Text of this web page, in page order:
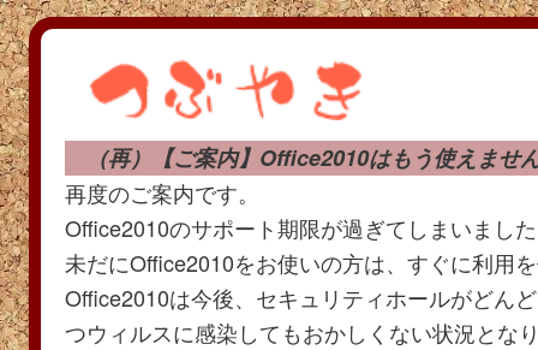
（再）【ご案内】Office2010はもう使えませ
再度のご案内です。
Office2010のサポート期限が過ぎてしまいまし
未だにOffice2010をお使いの方は、すぐに利用
Office2010は今後、セキュリティホールがどん
つウィルスに感染してもおかしくない状況とな